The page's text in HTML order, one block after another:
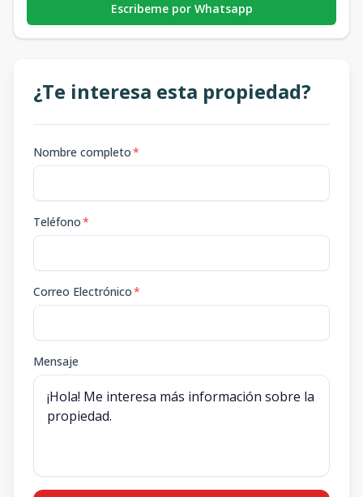
Escribeme por Whatsapp
¿Te interesa esta propiedad?
Nombre completo*
Teléfono*
Correo Electrónico*
Mensaje